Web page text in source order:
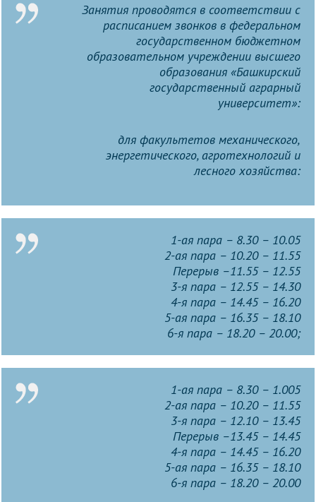
Занятия проводятся в соответствии с
расписанием звонков в федеральном
государственном бюджетном
образовательном учреждении высшего
образования «Башкирский
государственный аграрный
университет»:
для факультетов механического,
энергетического, агротехнологий и
лесного хозяйства:
1-ая пара – 8.30 – 10.05
2-ая пара – 10.20 – 11.55
Перерыв –11.55 – 12.55
3-я пара – 12.55 – 14.30
4-я пара – 14.45 – 16.20
5-ая пара – 16.35 – 18.10
6-я пара – 18.20 – 20.00;
1-ая пара – 8.30 – 1.005
2-ая пара – 10.20 – 11.55
3-я пара – 12.10 – 13.45
Перерыв –13.45 – 14.45
4-я пара – 14.45 – 16.20
5-ая пара – 16.35 – 18.10
6-я пара – 18.20 – 20.00